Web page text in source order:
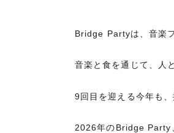
Bridge Partyは、音楽
音楽と食を通じて、人
9回目を迎える今年も
2026年のBridge Party